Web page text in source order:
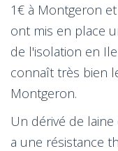
1€ à Montgeron
ont mis en place
de l'isolation en
connaît très bien
Montgeron.
Un dérivé de
a une résistance